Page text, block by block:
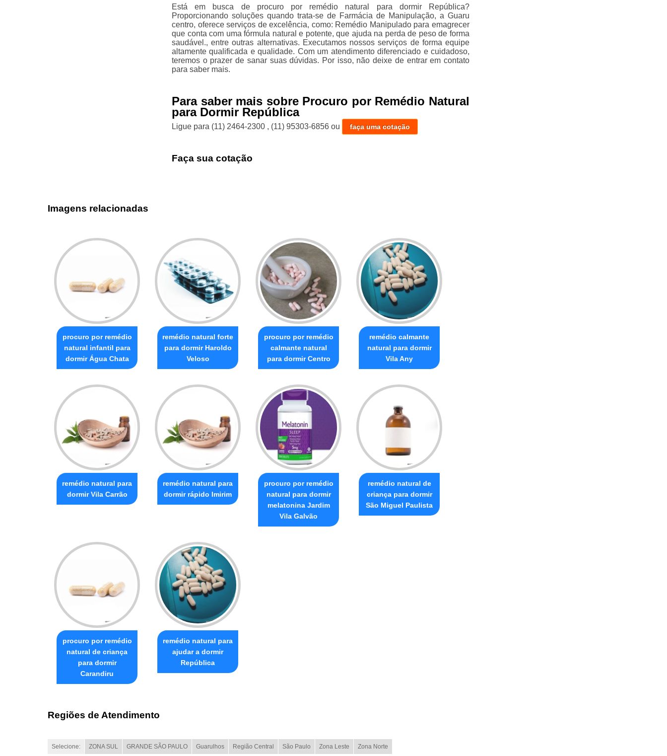
Está em busca de procuro por remédio natural para dormir República?
Proporcionando soluções quando trata-se de Farmácia de Manipulação, a Guaru
centro, oferece serviços de excelência, como: Remédio Manipulado para emagrecer
que conta com uma fórmula natural e potente, que ajuda na perda de peso de forma
saudável., entre outras alternativas. Executamos nossos serviços de forma equipe
altamente qualificada e qualidade. Com um atendimento diferenciado e cuidadoso,
teremos o prazer de sanar suas dúvidas. Por isso, não deixe de entrar em contato
para saber mais.
Para saber mais sobre Procuro por Remédio Natural
para Dormir República
Ligue para (11) 2464-2300 , (11) 95303-6856 ou faça uma cotação
Faça sua cotação
Imagens relacionadas
procuro por remédio
natural infantil para
dormir Água Chata
remédio natural forte
para dormir Haroldo
Veloso
procuro por remédio
calmante natural
para dormir Centro
remédio calmante
natural para dormir
Vila Any
remédio natural para
dormir Vila Carrão
remédio natural para
dormir rápido Imirim
procuro por remédio
natural para dormir
melatonina Jardim
Vila Galvão
remédio natural de
criança para dormir
São Miguel Paulista
procuro por remédio
natural de criança
para dormir
Carandiru
remédio natural para
ajudar a dormir
República
Regiões de Atendimento
Selecione: ZONA SUL GRANDE SÃO PAULO Guarulhos Região Central São Paulo Zona Leste Zona Norte